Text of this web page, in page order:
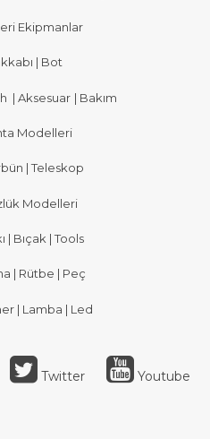
Ekipmanlar
| Bot
| Aksesuar | Bakım
Modelleri
| Teleskop
Modelleri
| Bıçak | Tools
| Rütbe | Peç
| Lamba | Led
Twitter Youtube